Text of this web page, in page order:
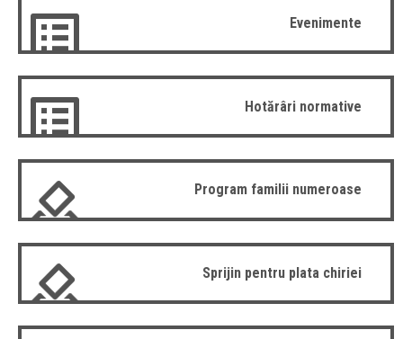
Evenimente
Hotărâri normative
Program familii numeroase
Sprijin pentru plata chiriei